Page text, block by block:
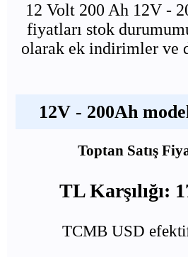
12 Volt 200 Ah 12V -
fiyatları stok
olarak ek indirimler ve
12V - 200Ah
Toptan Satış
TL Karşılığı:
TCMB USD